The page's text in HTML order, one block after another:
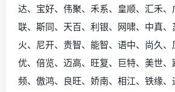
达、宝好、伟聚、禾系、皇顺、汇禾
联、斯同、天百、利银、网啸、中真
火、尼开、贵智、能智、语中、尚久、
优、倍览、迈高、旺复、巨特、美世、
频、傲鸿、良旺、娇南、相江、铁缘